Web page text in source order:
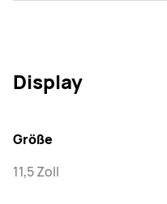
Display
Größe
11,5 Zoll